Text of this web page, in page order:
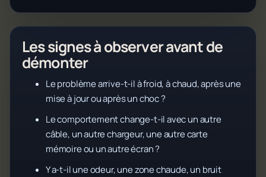
Les signes à observer avant de
démonter
Le problème arrive-t-il à froid, à chaud, après une
mise à jour ou après un choc ?
Le comportement change-t-il avec un autre
câble, un autre chargeur, une autre carte
mémoire ou un autre écran ?
Y a-t-il une odeur, une zone chaude, un bruit